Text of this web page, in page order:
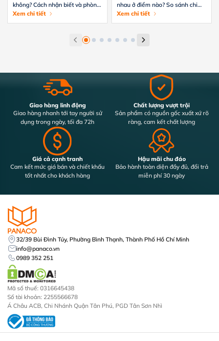
không? Cách nhận biết và phòng
tránh hiệu quả
Xem chi tiết
nhau ở điểm nào? So sánh chi
tiết từ A-Z
Xem chi tiết
Giao hàng linh động
Giao hàng nhanh tới tay người sử
dụng trong ngày, tối đa 72h
Chất lượng vượt trội
Sản phẩm có nguồn gốc xuất xứ rõ
ràng, cam kết chất lượng
Giá cả cạnh tranh
Cam kết mức giá bán và chiết khấu
tốt nhất cho khách hàng
Hậu mãi chu đáo
Bảo hành toàn diện đầy đủ, đổi trả
miễn phí 30 ngày
32/39 Bùi Đình Túy, Phường Bình Thạnh, Thành Phố Hồ Chí Minh
info@panaco.vn
0989 352 251
Mã số thuế: 0316645438
Số tài khoản: 2255566678
Á Châu ACB, Chi Nhánh Quận Tân Phú, PGD Tân Sơn Nhì